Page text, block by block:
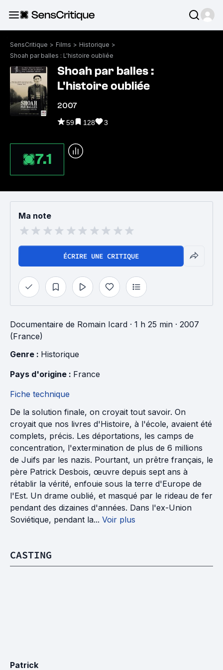
SensCritique > Films > Historique >
Shoah par balles : L'histoire oubliée
Shoah par balles :
L'histoire oubliée
2007
59 128 3
7.1
Ma note
ÉCRIRE UNE CRITIQUE
Documentaire de Romain Icard · 1 h 25 min · 2007
(France)
Genre : Historique
Pays d'origine : France
Fiche technique
De la solution finale, on croyait tout savoir. On
croyait que nos livres d'Histoire, à l'école, avaient été
complets, précis. Les déportations, les camps de
concentration, l'extermination de plus de 6 millions
de Juifs par les nazis. Pourtant, un prêtre français, le
père Patrick Desbois, œuvre depuis sept ans à
rétablir la vérité, enfouie sous la terre d'Europe de
l'Est. Un drame oublié, et masqué par le rideau de fer
pendant des dizaines d'années. Dans l'ex-Union
Soviétique, pendant la... Voir plus
CASTING
Patrick